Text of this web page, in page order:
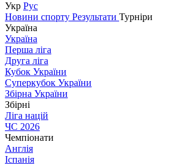
Укр Рус
Новини спорту Результати Турніри
Україна
Україна
Перша ліга
Друга ліга
Кубок України
Суперкубок України
Збірна України
Збірні
Ліга націй
ЧС 2026
Чемпіонати
Англія
Іспанія